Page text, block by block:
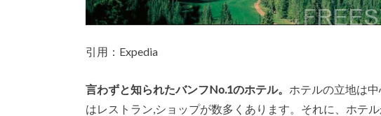
引用：Expedia
言わずと知られたバンフNo.1のホテル。 ホテルの立地は
はレストラン,ショップが数多くあります。それに、ホテ